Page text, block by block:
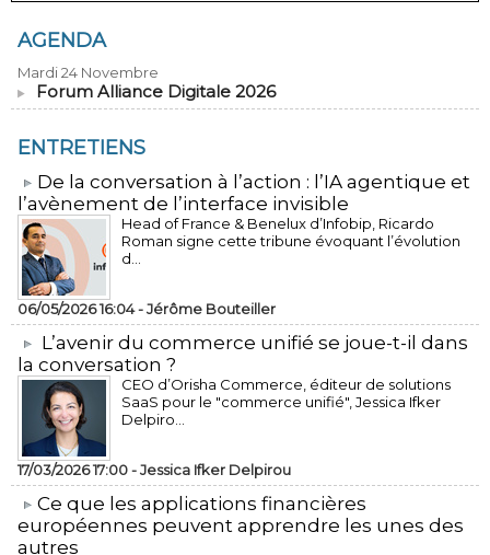
AGENDA
Mardi 24 Novembre
Forum Alliance Digitale 2026
ENTRETIENS
​De la conversation à l’action : l’IA agentique et
l’avènement de l’interface invisible
Head of France & Benelux d’Infobip, Ricardo
Roman signe cette tribune évoquant l’évolution
d...
06/05/2026 16:04 -Jérôme Bouteiller
L’avenir du commerce unifié se joue-t-il dans
la conversation ?
CEO d’Orisha Commerce, éditeur de solutions
SaaS pour le "commerce unifié", Jessica Ifker
Delpiro...
17/03/2026 17:00 -Jessica Ifker Delpirou
​Ce que les applications financières
européennes peuvent apprendre les unes des
autres